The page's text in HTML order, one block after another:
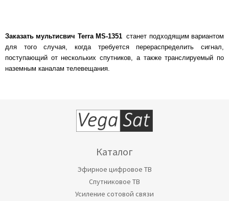
Заказать мультисвич Terra MS-1351станет подходящим вариантом
для того случая, когда требуется перераспределить сигнал,
поступающий от нескольких спутников, а также транслируемый по
наземным каналам телевещания.
Каталог
Эфирное цифровое ТВ
Спутниковое ТВ
Усиление сотовой связи